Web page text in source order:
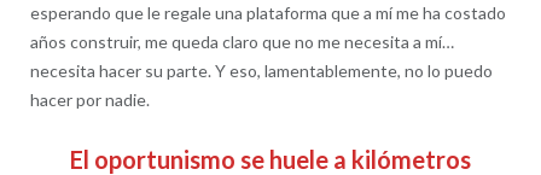
esperando que le regale una plataforma que a mí me ha costado
años construir, me queda claro que no me necesita a mí…
necesita hacer su parte. Y eso, lamentablemente, no lo puedo
hacer por nadie.
El oportunismo se huele a kilómetros